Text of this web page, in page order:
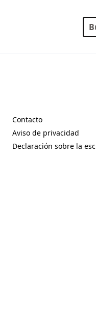
Contacto
(Opens in a new tab)
Aviso de privacidad
(Opens in a new tab)
Declaración sobre la
(Opens in a new tab)